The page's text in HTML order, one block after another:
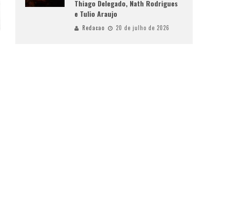
Thiago Delegado, Nath Rodrigues
e Tulio Araujo
Redacao 20 de julho de 2026